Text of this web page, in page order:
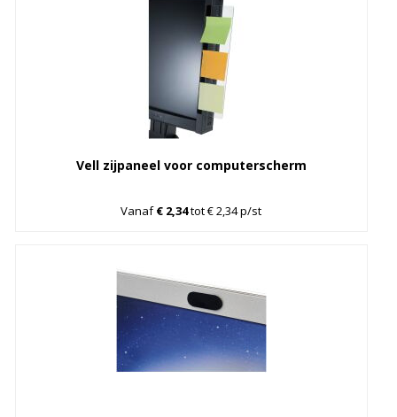
Vell zijpaneel voor computerscherm
Vanaf€ 2,34tot € 2,34 p/st